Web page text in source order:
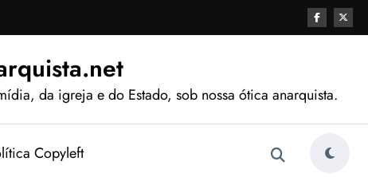
da igreja e do Estado, sob nossa ótica anarquista.
Copyleft